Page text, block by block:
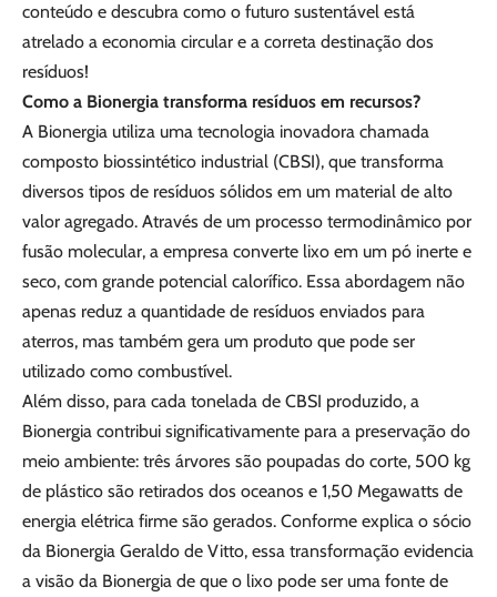
conteúdo e descubra como o futuro sustentável está
atrelado a economia circular e a correta destinação dos
resíduos!
Como a Bionergia transforma resíduos em recursos?
A Bionergia utiliza uma tecnologia inovadora chamada
composto biossintético industrial (CBSI), que transforma
diversos tipos de resíduos sólidos em um material de alto
valor agregado. Através de um processo termodinâmico por
fusão molecular, a empresa converte lixo em um pó inerte e
seco, com grande potencial calorífico. Essa abordagem não
apenas reduz a quantidade de resíduos enviados para
aterros, mas também gera um produto que pode ser
utilizado como combustível.
Além disso, para cada tonelada de CBSI produzido, a
Bionergia contribui significativamente para a preservação do
meio ambiente: três árvores são poupadas do corte, 500 kg
de plástico são retirados dos oceanos e 1,50 Megawatts de
energia elétrica firme são gerados. Conforme explica o sócio
da Bionergia Geraldo de Vitto, essa transformação evidencia
a visão da Bionergia de que o lixo pode ser uma fonte de